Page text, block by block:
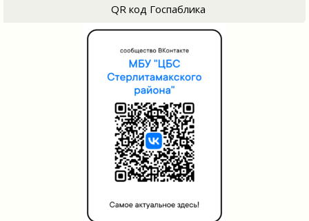
QR код Госпаблика